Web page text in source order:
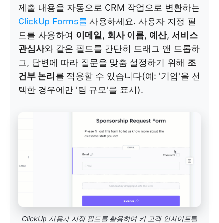
제출 내용을 자동으로 CRM 작업으로 변환하는
ClickUp Forms를 사용하세요. 사용자 지정 필
드를 사용하여 이메일 , 회사 이름, 예산, 서비스
관심사와 같은 필드를 간단히 드래그 앤 드롭하
고, 답변에 따라 질문을 맞춤 설정하기 위해 조
건부 논리 를 적용할 수 있습니다(예: '기업'을 선
택한 경우에만 '팀 규모'를 표시).
ClickUp 사용자 지정 필드를 활용하여 키 고객 인사이트를